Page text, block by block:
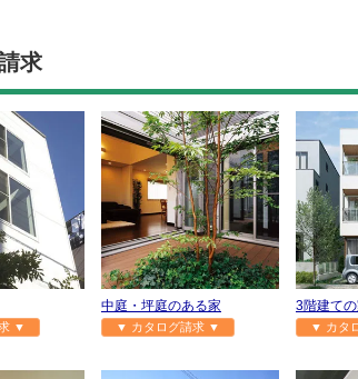
求
▼
中庭・坪庭のある家
▼ カタログ請求 ▼
3階建ての
▼ カタ